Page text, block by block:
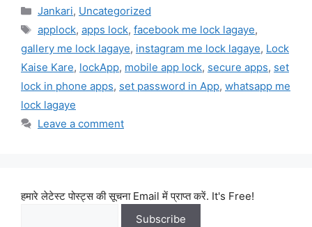
Categories
Jankari, Uncategorized
Tags
applock, apps lock, facebook me lock lagaye,
gallery me lock lagaye, instagram me lock lagaye, Lock
Kaise Kare, lockApp, mobile app lock, secure apps, set
lock in phone apps, set password in App, whatsapp me
lock lagaye
Leave a comment
हमारे लेटेस्ट पोस्ट्स की सूचना Email में प्राप्त करें. It's Free!